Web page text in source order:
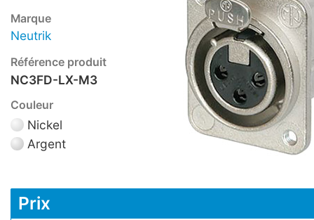
Marque
Neutrik
Référence produit
NC3FD-LX-M3
Couleur
Nickel
Argent
Prix